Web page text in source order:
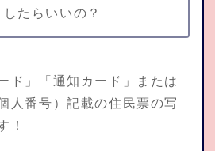
したらいいの？
ド」「通知カード」または
人番号）記載の住民票の写
！